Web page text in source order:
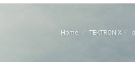
Home / TEKTRONIX /